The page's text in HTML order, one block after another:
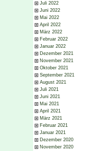
Juli 2022
Juni 2022
Mai 2022
April 2022
März 2022
Februar 2022
Januar 2022
Dezember 2021
November 2021
Oktober 2021
September 2021
August 2021
Juli 2021
Juni 2021
Mai 2021
April 2021
März 2021
Februar 2021
Januar 2021
Dezember 2020
November 2020